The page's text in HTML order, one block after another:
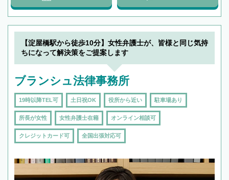
【淀屋橋駅から徒歩10分】女性弁護士が、皆様と同じ気持
ちになって解決策をご提案します
ブランシュ法律事務所
19時以降TEL可 土日祝OK 役所から近い 駐車場あり
所長が女性 女性弁護士在籍 オンライン相談可
クレジットカード可 全国出張対応可